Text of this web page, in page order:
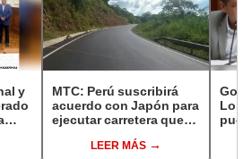
y
MTC: Perú suscribirá
acuerdo con Japón para
ejecutar carretera que
LoretoLEER MÁS